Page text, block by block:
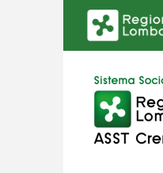
Salta al contenuto principale